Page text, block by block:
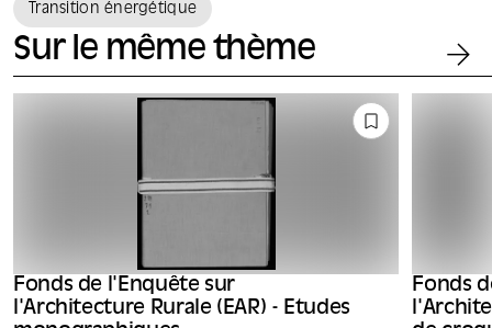
Transition énergétique
Sur le même thème
Fonds de l'Enquête sur
l'Architecture Rurale (EAR) - Etudes
Fonds